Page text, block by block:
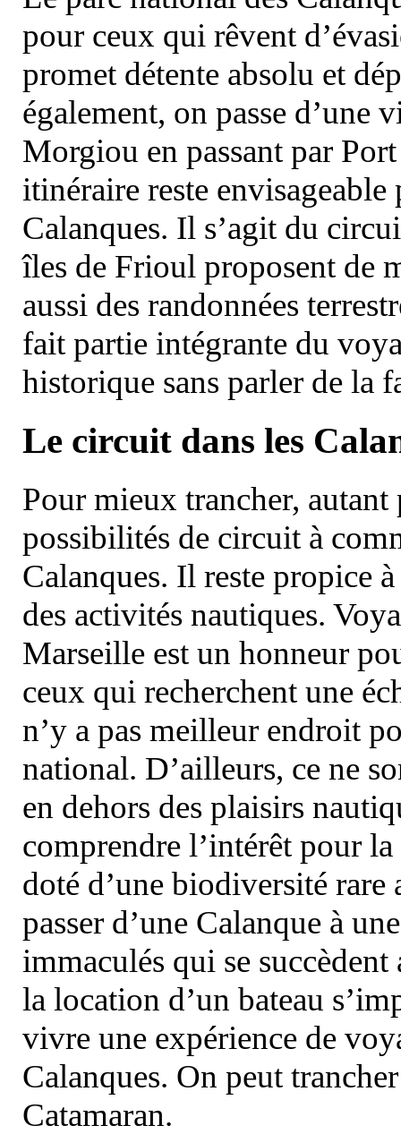
pour ceux qui rêvent
promet détente absolu et
également, on passe d’une
Morgiou en passant par
itinéraire reste
Calanques. Il s’agit du
îles de Frioul proposent de
aussi des randonnées
fait partie intégrante du
historique sans parler de la
Le circuit dans les
Pour mieux trancher, autant
possibilités de circuit à
Calanques. Il reste propice
des activités nautiques.
Marseille est un honneur
ceux qui recherchent une
n’y a pas meilleur endroit
national. D’ailleurs, ce ne
en dehors des plaisirs
comprendre l’intérêt pour
doté d’une biodiversité
passer d’une Calanque à
immaculés qui se
la location d’un bateau
vivre une expérience de
Calanques. On peut
Catamaran.